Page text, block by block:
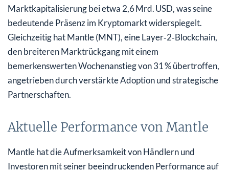
Marktkapitalisierung bei etwa 2,6 Mrd. USD, was seine
bedeutende Präsenz im Kryptomarkt widerspiegelt.
Gleichzeitig hat Mantle (MNT), eine Layer‑2‑Blockchain,
den breiteren Marktrückgang mit einem
bemerkenswerten Wochenanstieg von 31 % übertroffen,
angetrieben durch verstärkte Adoption und strategische
Partnerschaften.
Aktuelle Performance von Mantle
Mantle hat die Aufmerksamkeit von Händlern und
Investoren mit seiner beeindruckenden Performance auf